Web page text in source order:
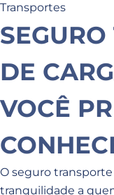
Transportes
DE
VOCÊ
O seguro
tranquilidade a